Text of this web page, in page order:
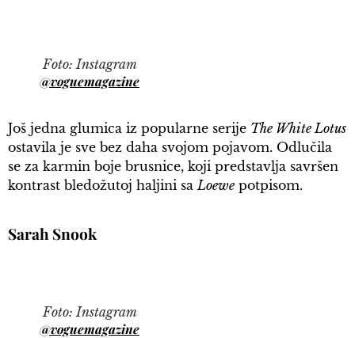
Foto: Instagram
@voguemagazine
Još jedna glumica iz popularne serije The White Lotus
ostavila je sve bez daha svojom pojavom. Odlučila
se za karmin boje brusnice, koji predstavlja savršen
kontrast bledožutoj haljini saLoewe potpisom.
Sarah Snook
Foto: Instagram
@voguemagazine